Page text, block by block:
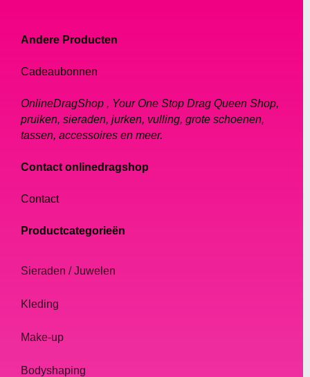
Andere Producten
Cadeaubonnen
OnlineDragShop , Your One Stop Drag Queen Shop,
pruiken, sieraden, jurken, vulling, grote schoenen,
tassen, accessoires en meer.
Contact onlinedragshop
Contact
Productcategorieën
Sieraden / Juwelen
Kleding
Make-up
Bodyshaping